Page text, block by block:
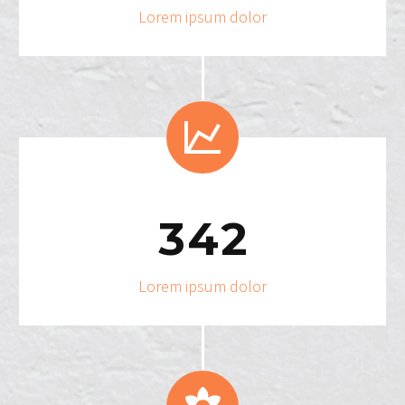
Lorem ipsum dolor


342
Lorem ipsum dolor